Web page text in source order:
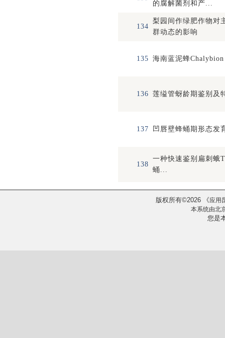
的腐解菌剂和产...
134
梨园间作绿肥作物对
群动态的影响
135 海南蓝泥蜂
136 莲缢管蚜龄期鉴别及
137 凹唇壁蜂蛹期形态发
138
一种快速鉴别扁刺蛾
蛹...
版权所有©2026 《应用
本系统由北
您是